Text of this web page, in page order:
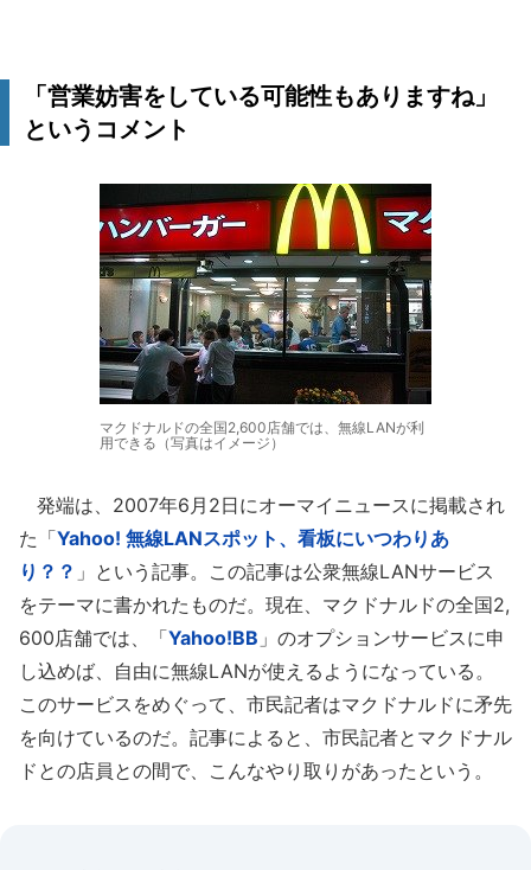
「営業妨害をしている可能性もありますね」
というコメント
マクドナルドの全国2,600店舗では、無線LANが利
用できる（写真はイメージ）
発端は、2007年6月2日にオーマイニュースに掲載され
た「Yahoo! 無線LANスポット、看板にいつわりあ
り？？ 」という記事。この記事は公衆無線LANサービス
をテーマに書かれたものだ。現在、マクドナルドの全国2,
600店舗では、「Yahoo!BB 」のオプションサービスに申
し込めば、自由に無線LANが使えるようになっている。
このサービスをめぐって、市民記者はマクドナルドに矛先
を向けているのだ。記事によると、市民記者とマクドナル
ドとの店員との間で、こんなやり取りがあったという。